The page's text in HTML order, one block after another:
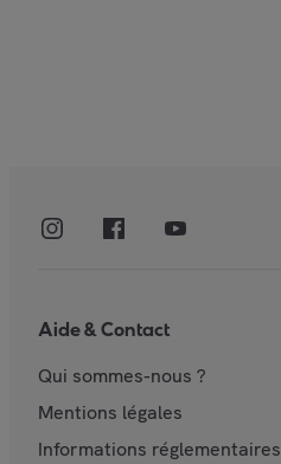
Aide & Contact
Qui sommes-nous ?
Mentions légales
Informations réglementaires